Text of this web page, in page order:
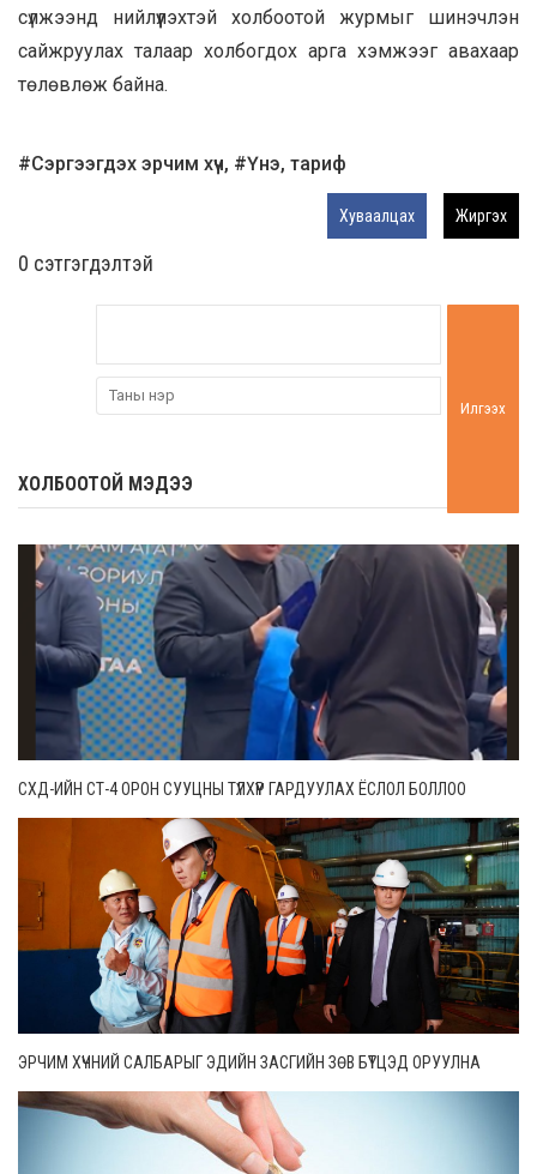
сүлжээнд нийлүүлэхтэй холбоотой журмыг шинэчлэн
сайжруулах талаар холбогдох арга хэмжээг авахаар
төлөвлөж байна.
#Сэргээгдэх эрчим хүч, #Үнэ, тариф
Хуваалцах Жиргэх
0 cэтгэгдэлтэй
Илгээх
ХОЛБООТОЙ МЭДЭЭ
СХД-ИЙН СТ-4 ОРОН СУУЦНЫ ТҮЛХҮҮР ГАРДУУЛАХ ЁСЛОЛ БОЛЛОО
ЭРЧИМ ХҮЧНИЙ САЛБАРЫГ ЭДИЙН ЗАСГИЙН ЗӨВ БҮТЦЭД ОРУУЛНА